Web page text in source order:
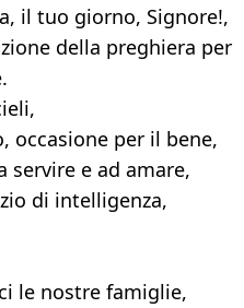
il tuo giorno, Signore!,
della preghiera per
occasione per il bene,
servire e ad amare,
di intelligenza,
le nostre famiglie,